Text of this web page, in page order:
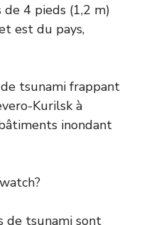
4 pieds (1,2 m)
est du pays,
tsunami frappant
Kurilsk à
inondant
de tsunami sont